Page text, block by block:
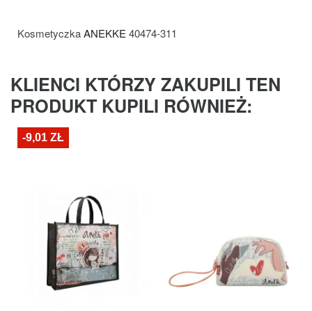
KosmetyczkaANEKKE 40474-311
KLIENCI KTÓRZY ZAKUPILI TEN
PRODUKT KUPILI RÓWNIEŻ:
-9,01 ZŁ